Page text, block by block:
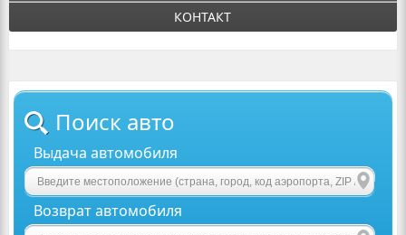
КОНТАКТ
Поиск авто
Выдача автомобиля
Возврат автомобиля